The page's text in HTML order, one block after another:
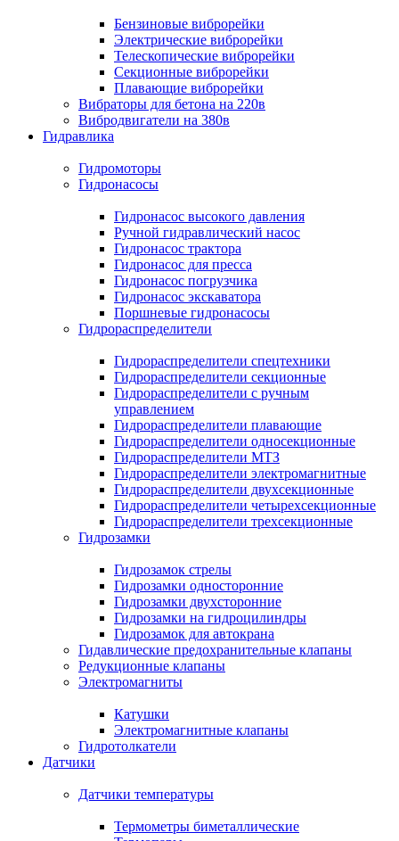
Бензиновые виброрейки
Электрические виброрейки
Телескопические виброрейки
Секционные виброрейки
Плавающие виброрейки
Вибраторы для бетона на 220в
Вибродвигатели на 380в
Гидравлика
Гидромоторы
Гидронасосы
Гидронасос высокого давления
Ручной гидравлический насос
Гидронасос трактора
Гидронасос для пресса
Гидронасос погрузчика
Гидронасос экскаватора
Поршневые гидронасосы
Гидрораспределители
Гидрораспределители спецтехники
Гидрораспределители секционные
Гидрораспределители с ручным
управлением
Гидрораспределители плавающие
Гидрораспределители односекционные
Гидрораспределители МТЗ
Гидрораспределители электромагнитные
Гидрораспределители двухсекционные
Гидрораспределители четырехсекционные
Гидрораспределители трехсекционные
Гидрозамки
Гидрозамок стрелы
Гидрозамки односторонние
Гидрозамки двухсторонние
Гидрозамки на гидроцилиндры
Гидрозамок для автокрана
Гидавлические предохранительные клапаны
Редукционные клапаны
Электромагниты
Катушки
Электромагнитные клапаны
Гидротолкатели
Датчики
Датчики температуры
Термометры биметаллические